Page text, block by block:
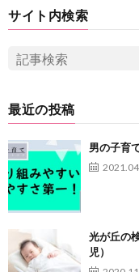
サイト内検索
最近の投稿
男の子育
光が丘の
児）